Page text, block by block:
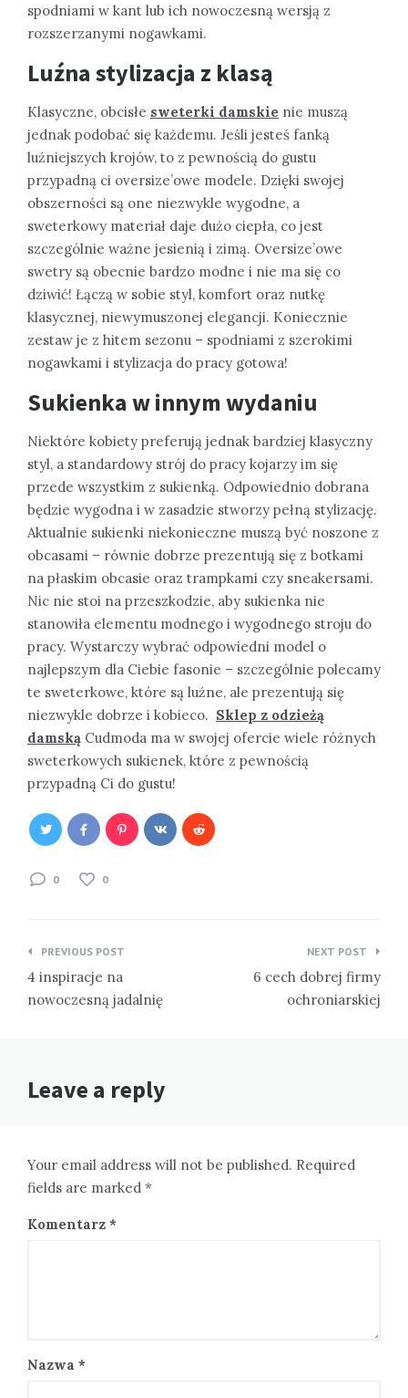
spodniami w kant lub ich nowoczesną wersją z
rozszerzanymi nogawkami.
Luźna stylizacja z klasą
Klasyczne, obcisłe sweterki damskie nie muszą
jednak podobać się każdemu. Jeśli jesteś fanką
luźniejszych krojów, to z pewnością do gustu
przypadną ci oversize’owe modele. Dzięki swojej
obszerności są one niezwykle wygodne, a
sweterkowy materiał daje dużo ciepła, co jest
szczególnie ważne jesienią i zimą. Oversize’owe
swetry są obecnie bardzo modne i nie ma się co
dziwić! Łączą w sobie styl, komfort oraz nutkę
klasycznej, niewymuszonej elegancji. Koniecznie
zestaw je z hitem sezonu – spodniami z szerokimi
nogawkami i stylizacja do pracy gotowa!
Sukienka w innym wydaniu
Niektóre kobiety preferują jednak bardziej klasyczny
styl, a standardowy strój do pracy kojarzy im się
przede wszystkim z sukienką. Odpowiednio dobrana
będzie wygodna i w zasadzie stworzy pełną stylizację.
Aktualnie sukienki niekonieczne muszą być noszone z
obcasami – równie dobrze prezentują się z botkami
na płaskim obcasie oraz trampkami czy sneakersami.
Nic nie stoi na przeszkodzie, aby sukienka nie
stanowiła elementu modnego i wygodnego stroju do
pracy. Wystarczy wybrać odpowiedni model o
najlepszym dla Ciebie fasonie – szczególnie polecamy
te sweterkowe, które są luźne, ale prezentują się
niezwykle dobrze i kobieco. Sklep z odzieżą
damską Cudmoda ma w swojej ofercie wiele różnych
sweterkowych sukienek, które z pewnością
przypadną Ci do gustu!
0 0
Nawigacja
wpisu
PREVIOUS POST
4 inspiracje na
nowoczesną jadalnię
NEXT POST
6 cech dobrej firmy
ochroniarskiej
Leave a reply
Your email address will not be published. Required
fields are marked *
Komentarz *
Nazwa *